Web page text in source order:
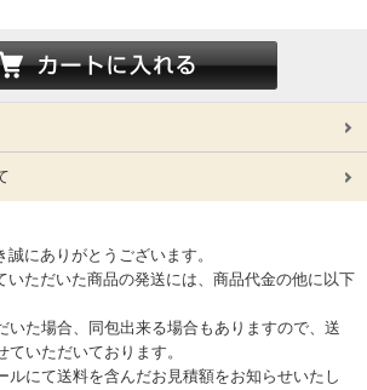
にありがとうございます。
いただいた商品の発送には、商品代金の他に以下
いた場合、同包出来る場合もありますので、送
いただいております。
ルにて送料を含んだお見積額をお知らせいたし